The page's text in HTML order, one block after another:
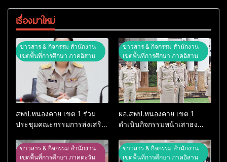
เรื่องมาใหม่
ข่าวสาร & กิจกรรม สำนักงาน
เขตพื้นที่การศึกษา ภาคอิสาน
สพป.หนองคาย เขต 1 ร่วม
ประชุมคณะกรรมการส่งเสริม
และบุคลากรทางการศึกษา
จังหวัดหนองคาย ครั้งที่
ข่าวสาร & กิจกรรม สำนักงาน
เขตพื้นที่การศึกษา ภาคอิสาน
ผอ.สพป.หนองคาย เขต 1
ดำเนินกิจกรรมหน้าเสาธง
พระ กล่าวคำปฏิญญาเขต
สุจริต ร่วมร้องเพลง “จำขึ้นใจ”
ข่าวสาร & กิจกรรม สำนักงาน
เขตพื้นที่การศึกษา ภาคตะวัน
ข่าวสาร & กิจกรรม สำนักงาน
เขตพื้นที่การศึกษา ภาคอิสาน